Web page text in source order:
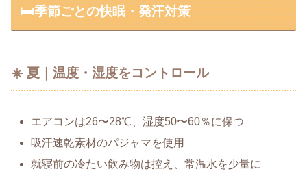
🛏️季節ごとの快眠・発汗対策
☀️ 夏｜温度・湿度をコントロール
エアコンは26〜28℃、湿度50〜60％に保つ
吸汗速乾素材のパジャマを使用
就寝前の冷たい飲み物は控え、常温水を少量に